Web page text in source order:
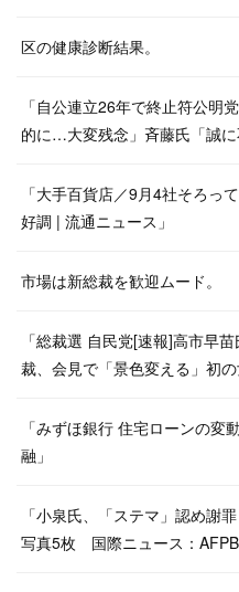
区の健康診断結果。
「自公連立26年で終止符公
的に…大変残念」斉藤氏「誠
「大手百貨店／9月4社そろっ
好調 | 流通ニュース」
市場は新総裁を歓迎ムード。
「総裁選 自民党[速報]高市早
裁、会見で「景色変える」初
「みずほ銀行 住宅ローンの変
融」
「小泉氏、「ステマ」認め謝
写真5枚 国際ニュース：